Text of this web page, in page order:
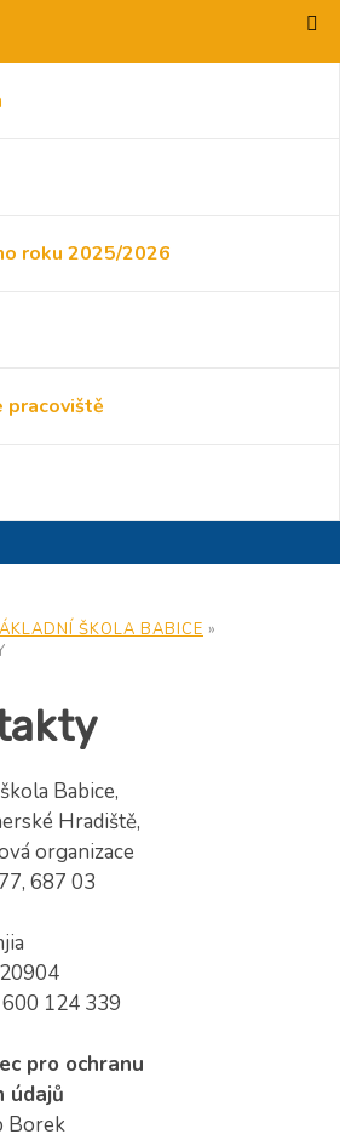
roku 2025/2026
pracoviště
ŠKOLA BABICE »
Babice,
Hradiště,
organizace
687 03
600 124 339
pro ochranu
údajů
Borek